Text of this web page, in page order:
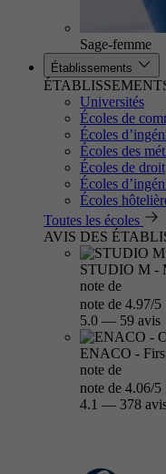
Sage-femme
Établissements
Universités
Écoles de
Écoles
Écoles des
Écoles de droit
Écoles
Écoles
Toutes les écoles
AVIS DES
STUDIO M -
note de
note de 4.97/5
5.0 — 59 avis
ENACO -
note de
note de 4.06/5
4.1 — 378